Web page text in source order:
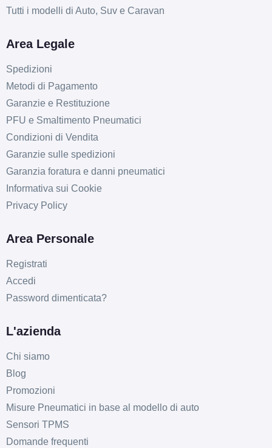
Tutti i modelli di Auto, Suv e Caravan
Area Legale
Spedizioni
Metodi di Pagamento
Garanzie e Restituzione
PFU e Smaltimento Pneumatici
Condizioni di Vendita
Garanzie sulle spedizioni
Garanzia foratura e danni pneumatici
Informativa sui Cookie
Privacy Policy
Area Personale
Registrati
Accedi
Password dimenticata?
L'azienda
Chi siamo
Blog
Promozioni
Misure Pneumatici in base al modello di auto
Sensori TPMS
Domande frequenti